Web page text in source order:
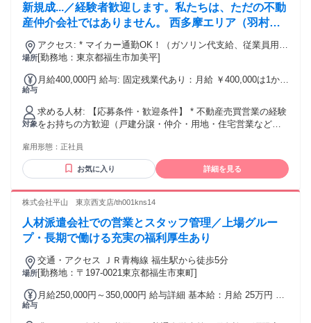
ール）ができる方 歓迎する経験（必須ではありません） 監理
団体・登録支援機関での勤務経験 行政書士事務所での勤務経
験 人材業界での勤務経験 法人営業・ルート営業の経験 総
務・労務・事務職の経験 外国語（日常会話レベル以上）がで
きる方 （ベトナム語・インドネシア語・ミャンマー語・英語
してご応募ください。
新規成...／経験者歓迎します。私たちは、ただの不動
産仲介会社ではありません。 西多摩エリア（羽村・
青梅・福生・昭島・あきる野・日の出町・瑞穂町）に
根差し、業歴40年。地域の地主様とも長いお付き合
用地の仕入れから開発・造成、設計、建築、販売まで
場所
アクセス: * マイカー通勤OK！（ガソリン代支給、従業員用駐
車場あり） * 交通 ①JR青梅線「福生」駅より徒歩14分
ス「福生第六小学校バス停（福13）」より徒歩3分 ②JR青梅
[勤務地：東京都福生市加美平]
給与
月給400,000円 給与: 固定残業代あり：月給 ￥400,000は1か月
間を超える残業代は追加で支給する。 物件の成約1件ごとにイ
ンセンティブあり 賞与 年二回 社宅完備 JR青梅線小作駅
徒歩２分 １LDK 築３年 JR青梅線羽村駅徒歩７分 ２
LDK JR中央線三鷹駅徒歩７分 ２LDK
対象
求める人材: 【応募条件・歓迎条件】 * 不動産売買営業の経験
をお持ちの方歓迎（戸建分譲・仲介・用地・住宅営業など） *
志向をお持ちの方を歓迎します】 * 売買契約、重要事項説
明、住宅ローン、資金計画などの流れを理解している方 * 反
響対応から商談、契約、引渡しまで、お客様と丁寧に向き合
負担を抑えながら新規成約に集中し、より高い成果と収入を
しながら、効率よく営業成果を伸ばしたい方 * チームワーク
を大切にし、仲間と協力して最高の成果を目指せる方 これま
ランド、地域基盤、業務効率化の仕組みの中でさらに伸ばし
てください。ご応募を、心よりお待ちしております。
雇用形態： 正社員
お気に入り 詳細を見る
株式会社平山 東京西支店/th001kns14
人材派遣会社での営業とスタッフ管理／上場グルー
プ・長期で働ける充実の福利厚生あり
場所
交通・アクセス ＪＲ青梅線 福生駅から徒歩5分
[勤務地：〒197-0021東京都福生市東町]
給与
月給250,000円～350,000円 給与詳細 基本給：月給 25万円 〜
れる通勤・皆勤・家族手当金額：なし 全員に一律で支払われ